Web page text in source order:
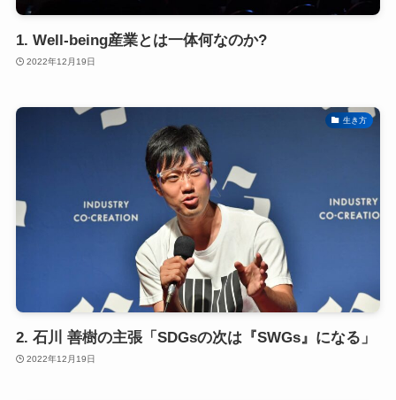
1. Well-being産業とは一体何なのか?
2022年12月19日
生き方
2. 石川 善樹の主張「SDGsの次は『SWGs』になる」
2022年12月19日